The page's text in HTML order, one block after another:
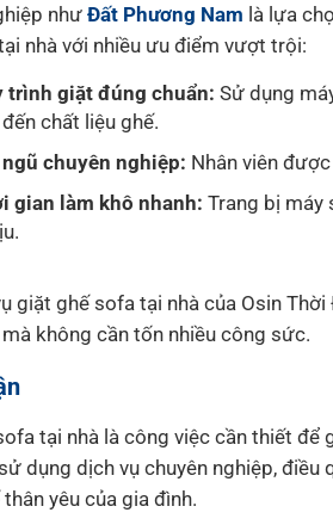
như Đất Phương Nam là lựa
nhà với nhiều ưu điểm vượt trội:
trình giặt đúng chuẩn: Sử dụng
chất liệu ghế.
chuyên nghiệp: Nhân viên
gian làm khô nhanh: Trang bị máy
giặt ghế sofa tại nhà của Osin
không cần tốn nhiều công sức.
tại nhà là công việc cần thiết
dụng dịch vụ chuyên nghiệp,
yêu của gia đình.